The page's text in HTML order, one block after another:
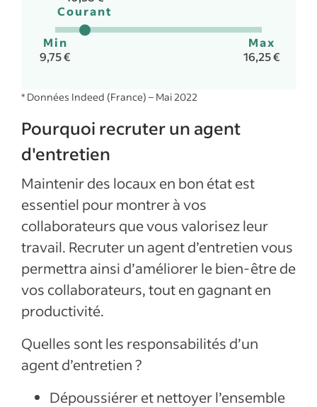
Courant
Min
9,75 €
Max
16,25 €
* Données Indeed (France) – Mai 2022
Pourquoi recruter un agent
d'entretien
Maintenir des locaux en bon état est
essentiel pour montrer à vos
collaborateurs que vous valorisez leur
travail. Recruter un agent d’entretien vous
permettra ainsi d’améliorer le bien-être de
vos collaborateurs, tout en gagnant en
productivité.
Quelles sont les responsabilités d’un
agent d’entretien ?
Dépoussiérer et nettoyer l’ensemble